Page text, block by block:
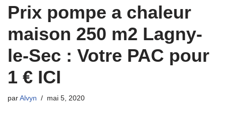
Prix pompe a chaleur
maison 250 m2 Lagny-
le-Sec : Votre PAC pour
1 € ICI
par Alvyn mai 5, 2020